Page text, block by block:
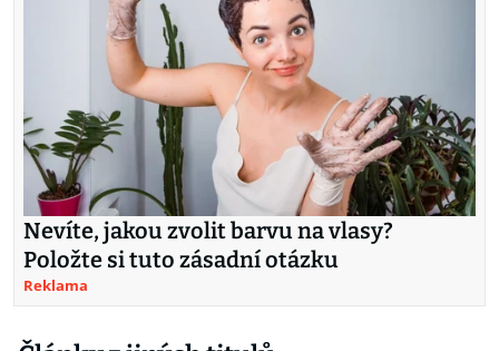
Nevíte, jakou zvolit barvu na vlasy?
Položte si tuto zásadní otázku
Reklama